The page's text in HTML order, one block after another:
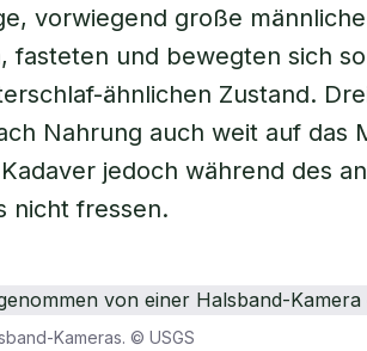
vorwiegend große
fasteten und bewegten sich
ähnlichen Zustand.
Nahrung auch weit auf das
jedoch während des
nicht fressen.
Kameras. © USGS